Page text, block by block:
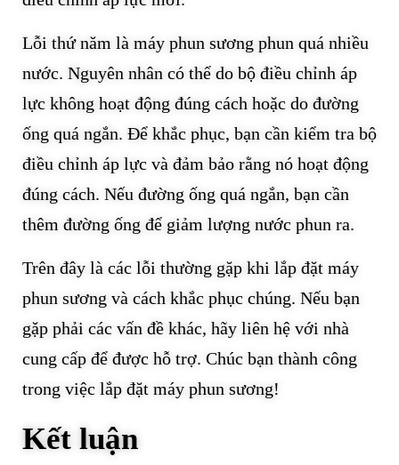
Lỗi thứ năm là máy phun sương phun quá nhiều
nước. Nguyên nhân có thể do bộ điều chỉnh áp
lực không hoạt động đúng cách hoặc do đường
ống quá ngắn. Để khắc phục, bạn cần kiểm tra bộ
điều chỉnh áp lực và đảm bảo rằng nó hoạt động
đúng cách. Nếu đường ống quá ngắn, bạn cần
thêm đường ống để giảm lượng nước phun ra.
Trên đây là các lỗi thường gặp khi lắp đặt máy
phun sương và cách khắc phục chúng. Nếu bạn
gặp phải các vấn đề khác, hãy liên hệ với nhà
cung cấp để được hỗ trợ. Chúc bạn thành công
trong việc lắp đặt máy phun sương!
Kết luận